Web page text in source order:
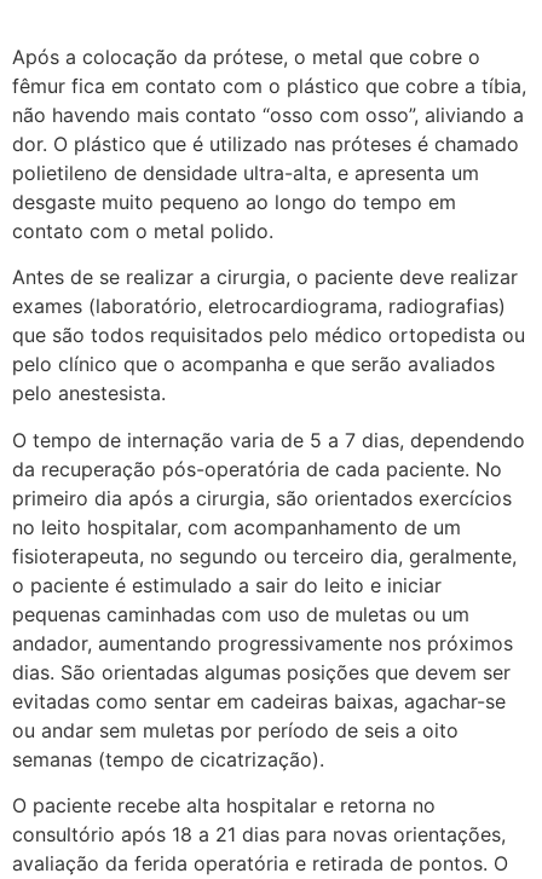
Após a colocação da prótese, o metal que cobre o
fêmur fica em contato com o plástico que cobre a tíbia,
não havendo mais contato “osso com osso”, aliviando a
dor. O plástico que é utilizado nas próteses é chamado
polietileno de densidade ultra-alta, e apresenta um
desgaste muito pequeno ao longo do tempo em
contato com o metal polido.
Antes de se realizar a cirurgia, o paciente deve realizar
exames (laboratório, eletrocardiograma, radiografias)
que são todos requisitados pelo médico ortopedista ou
pelo clínico que o acompanha e que serão avaliados
pelo anestesista.
O tempo de internação varia de 5 a 7 dias, dependendo
da recuperação pós-operatória de cada paciente. No
primeiro dia após a cirurgia, são orientados exercícios
no leito hospitalar, com acompanhamento de um
fisioterapeuta, no segundo ou terceiro dia, geralmente,
o paciente é estimulado a sair do leito e iniciar
pequenas caminhadas com uso de muletas ou um
andador, aumentando progressivamente nos próximos
dias. São orientadas algumas posições que devem ser
evitadas como sentar em cadeiras baixas, agachar-se
ou andar sem muletas por período de seis a oito
semanas (tempo de cicatrização).
O paciente recebe alta hospitalar e retorna no
consultório após 18 a 21 dias para novas orientações,
avaliação da ferida operatória e retirada de pontos. O